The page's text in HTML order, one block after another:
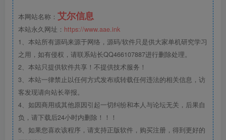
本网站名称： 艾尔信息
本站永久网址： https://www.aae.ink
1、本站所有源码来源于网络，源码/软件只是供大家单机研究学习
之用，如有侵权，请联系站长QQ466107887进行删除处理。
2、本站只提供软件共享！不提供技术服务！
3、本站一律禁止以任何方式发布或转载任何违法的相关信息，访
客发现请向站长举报。
4、如因商用或其他原因引起一切纠纷和本人与论坛无关，后果自
负，请下载后24小时内删除！！！
5、如果您喜欢该程序，请支持正版软件，购买注册，得到更好的